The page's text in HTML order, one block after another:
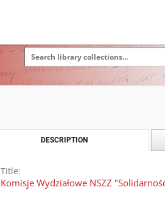
DESCRIPTION
Title:
Komisje Wydziałowe NSZZ